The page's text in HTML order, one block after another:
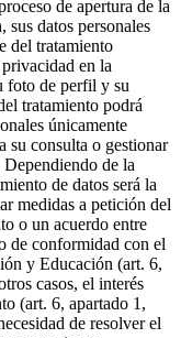
de apertura de la
sus datos personales
del tratamiento
en la
foto de perfil y su
tratamiento podrá
únicamente
su consulta o gestionar
de la
de datos será la
medidas a petición del
o un acuerdo entre
de conformidad con el
y Educación (art. 6,
casos, el interés
(art. 6, apartado 1,
de resolver el